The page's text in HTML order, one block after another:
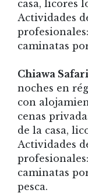
casa, licores
Actividades
caminatas
Chiawa
noches en
con
cenas
de la casa,
Actividades
caminatas
pesca.